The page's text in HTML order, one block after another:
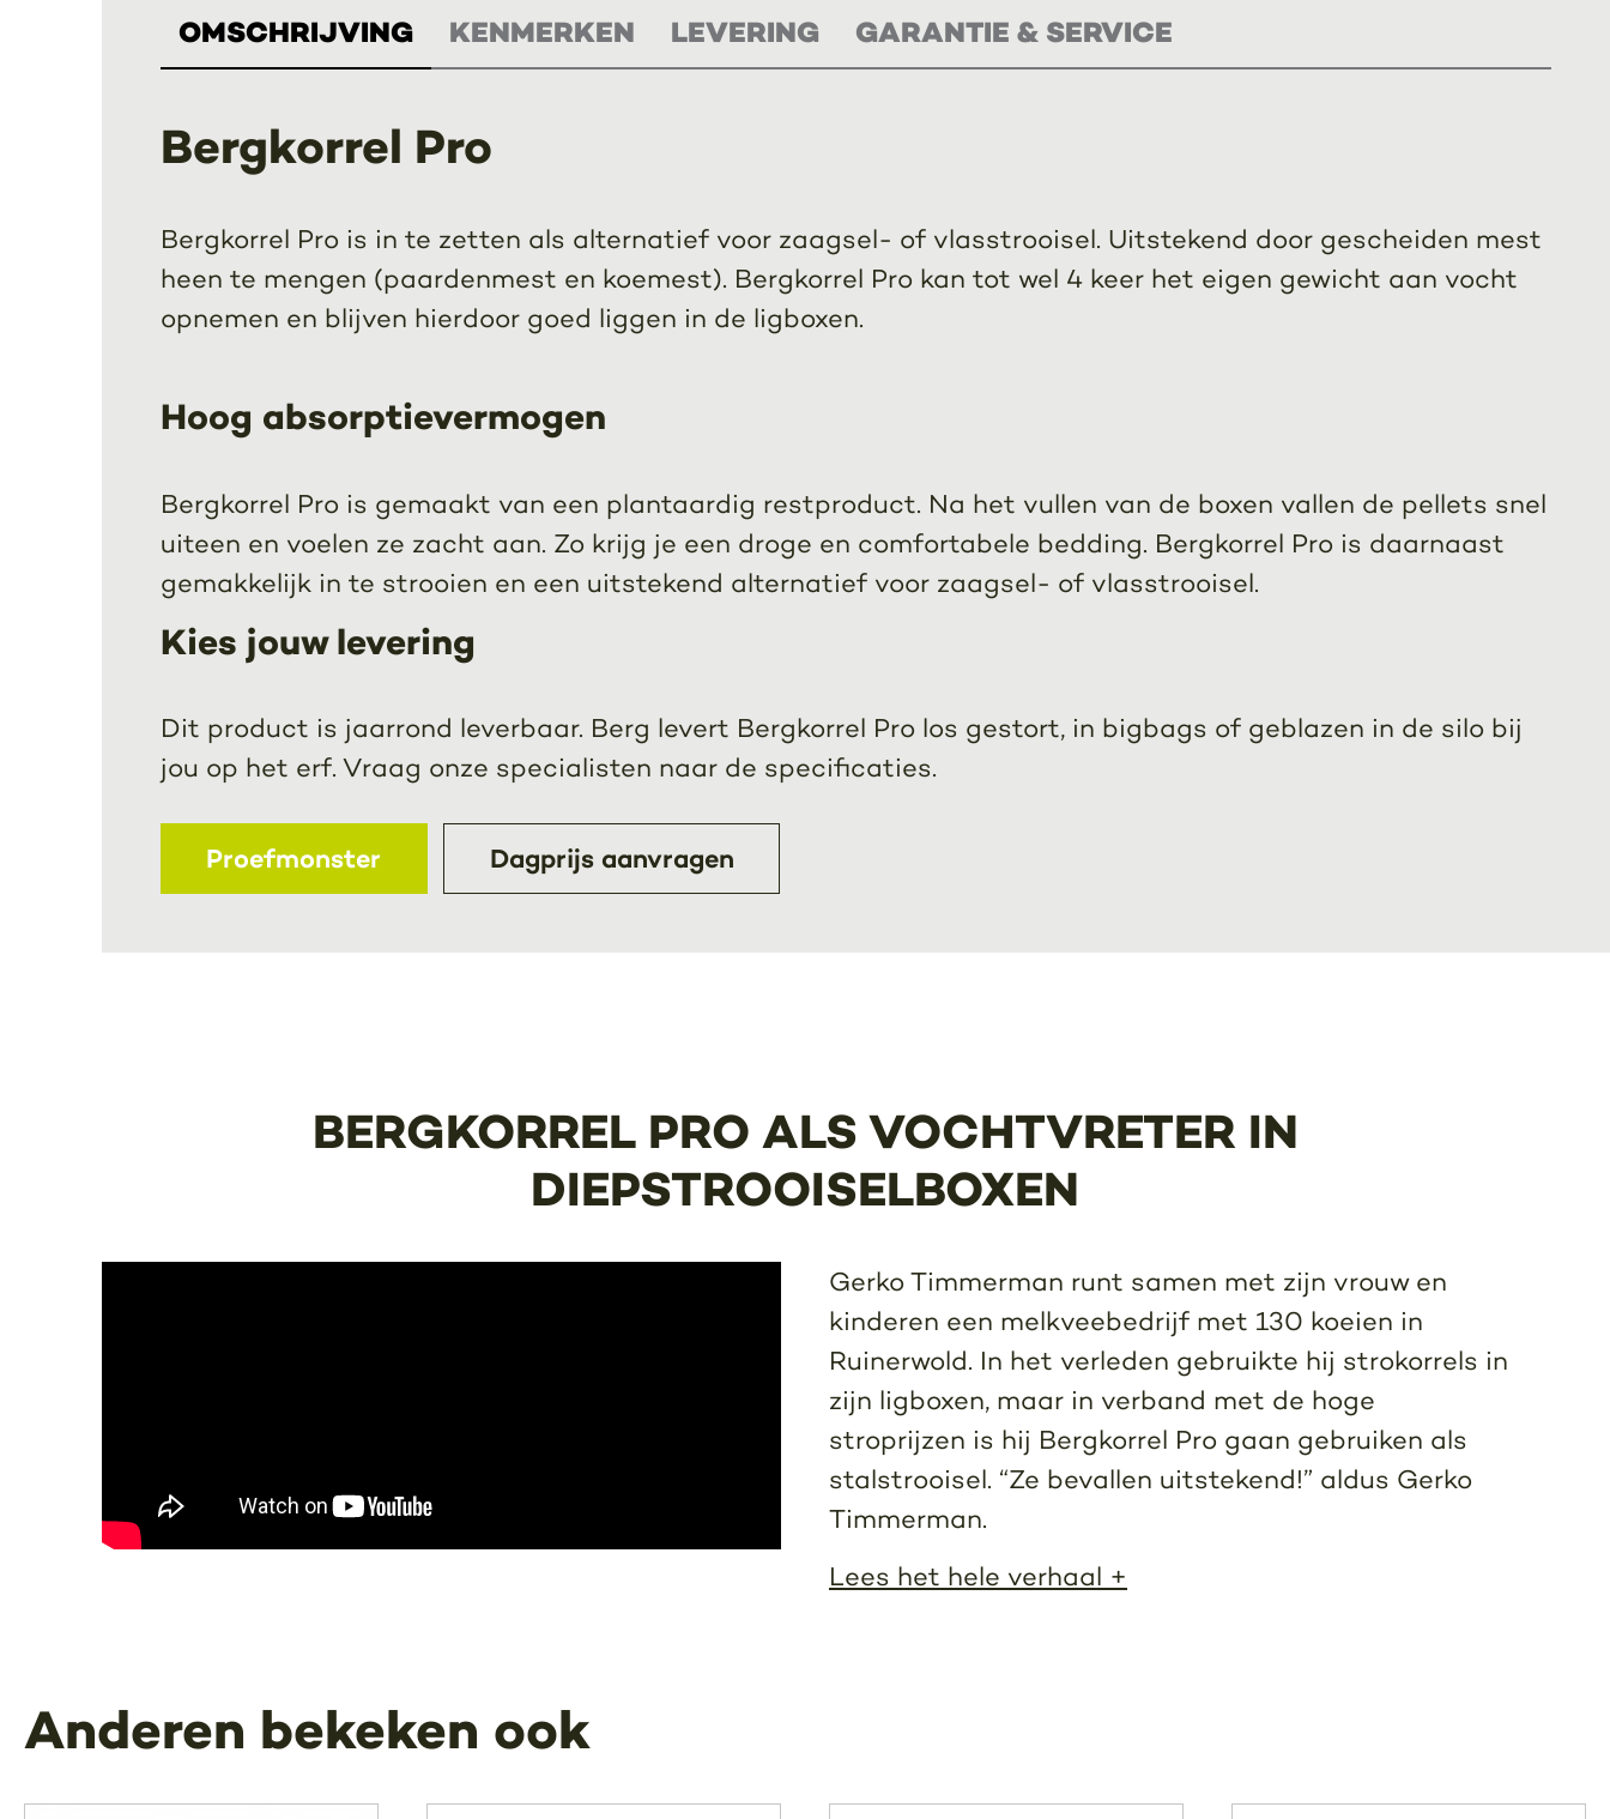
OMSCHRIJVING KENMERKEN LEVERING GARANTIE & SERVICE
Bergkorrel Pro
Bergkorrel Pro is in te zetten als alternatief voor zaagsel- of vlasstrooisel. Uitstekend door gescheiden mest
heen te mengen (paardenmest en koemest). Bergkorrel Pro kan tot wel 4 keer het eigen gewicht aan vocht
opnemen en blijven hierdoor goed liggen in de ligboxen.
Hoog absorptievermogen
Bergkorrel Pro is gemaakt van een plantaardig restproduct. Na het vullen van de boxen vallen de pellets snel
uiteen en voelen ze zacht aan. Zo krijg je een droge en comfortabele bedding. Bergkorrel Pro is daarnaast
gemakkelijk in te strooien en een uitstekend alternatief voor zaagsel- of vlasstrooisel.
Kies jouw levering
Dit product is jaarrond leverbaar. Berg levert Bergkorrel Pro los gestort, in bigbags of geblazen in de silo bij
jou op het erf. Vraag onze specialisten naar de specificaties.
Proefmonster Dagprijs aanvragen
BERGKORREL PRO ALS VOCHTVRETER IN
DIEPSTROOISELBOXEN
Gerko Timmerman runt samen met zijn vrouw en
kinderen een melkveebedrijf met 130 koeien in
Ruinerwold. In het verleden gebruikte hij strokorrels in
zijn ligboxen, maar in verband met de hoge
stroprijzen is hij Bergkorrel Pro gaan gebruiken als
stalstrooisel. “Ze bevallen uitstekend!” aldus Gerko
Timmerman.
Lees het hele verhaal +
Anderen bekeken ook